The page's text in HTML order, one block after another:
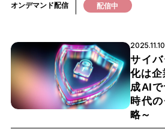
オンデマンド配信 配信中
サイ
化は企
成AI
時代
略～